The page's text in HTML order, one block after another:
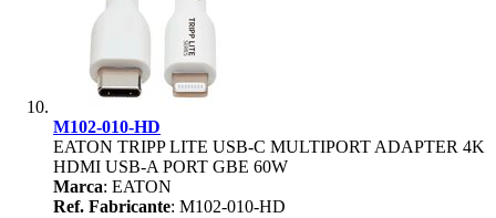
M102-010-HD
EATON TRIPP LITE USB-C MULTIPORT ADAPTER 4K
HDMI USB-A PORT GBE 60W
Marca: EATON
Ref. Fabricante: M102-010-HD